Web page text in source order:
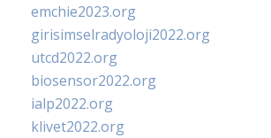
emchie2023.org
girisimselradyoloji2022.org
utcd2022.org
biosensor2022.org
ialp2022.org
klivet2022.org